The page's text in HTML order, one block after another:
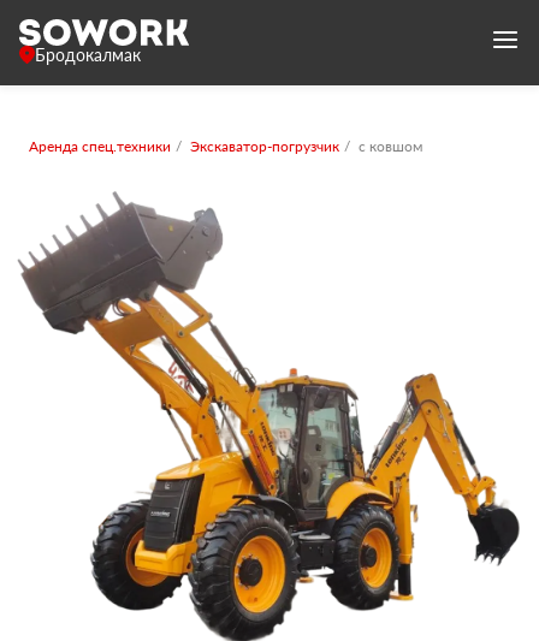
Бродокалмак
Аренда спец.техники Экскаватор-погрузчик с ковшом